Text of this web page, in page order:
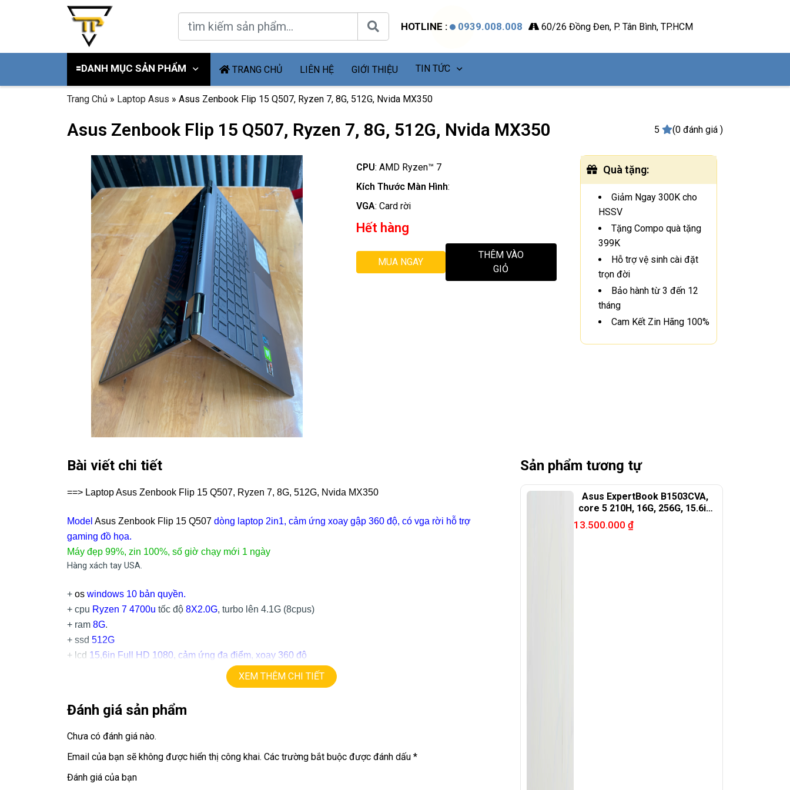
HOTLINE : 0939.008.008 60/26 Đồng Đen, P. Tân Bình, TP.HCM
🟰DANH MỤC SẢN PHẨM TRANG CHỦ LIÊN HỆ GIỚI THIỆU TIN TỨC
Trang Chủ » Laptop Asus » Asus Zenbook Flip 15 Q507, Ryzen 7, 8G, 512G, Nvida MX350
Asus Zenbook Flip 15 Q507, Ryzen 7, 8G, 512G, Nvida MX350 5 (0 đánh giá )
CPU: AMD Ryzen™ 7
Kích Thước Màn Hình:
VGA: Card rời
Hết hàng
MUA NGAY
THÊM VÀO
GIỎ
Quà tặng:
Giảm Ngay 300K cho
HSSV
Tặng Compo quà tặng
399K
Hỗ trợ vệ sinh cài đặt
trọn đời
Bảo hành từ 3 đến 12
tháng
Cam Kết Zin Hãng 100%
Bài viết chi tiết
==> Laptop Asus Zenbook Flip 15 Q507, Ryzen 7, 8G, 512G, Nvida MX350
Model Asus Zenbook Flip 15 Q507 dòng laptop 2in1, cảm ứng xoay gập 360 độ, có vga rời hỗ trợ
gaming đồ họa.
Máy đẹp 99%, zin 100%, số giờ chạy mới 1 ngày
Hàng xách tay USA.
+ os windows 10 bản quyền.
+ cpu Ryzen 7 4700u tốc độ 8X2.0G, turbo lên 4.1G (8cpus)
+ ram 8G.
+ ssd 512G
+ lcd 15,6in Full HD 1080, cảm ứng đa điểm, xoay 360 độ
Nvida MX350
+usb 3.0, HDMI, usb type C, webcam…
+ Pin
5-7h
Giá:17.9tr
XEM THÊM CHI TIẾT
Đánh giá sản phẩm
Chưa có đánh giá nào.
Email của bạn sẽ không được hiển thị công khai. Các trường bắt buộc được đánh dấu *
Đánh giá của bạn
Sản phẩm tương tự
Asus ExpertBook B1503CVA,
core 5 210H, 16G, 256G, 15.6in
13.500.000 ₫